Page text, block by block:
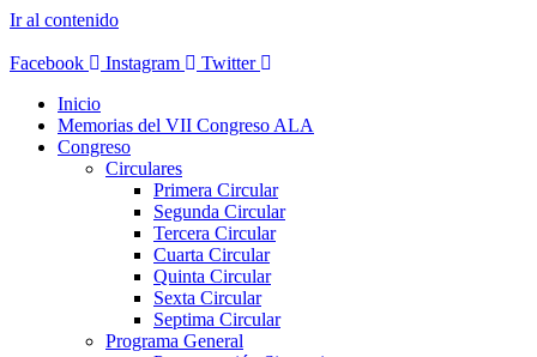
Ir al contenido
Facebook Instagram
Twitter
Inicio
Memorias del VII Congreso ALA
Congreso
Circulares
Primera Circular
Segunda Circular
Tercera Circular
Cuarta Circular
Quinta Circular
Sexta Circular
Septima Circular
Programa General